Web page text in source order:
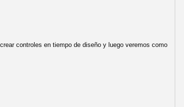
controles en tiempo de diseño y luego veremos como